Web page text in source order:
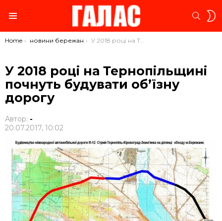
You are here:
Home новини бережан У 2018 році на Тернопільщині почнуть будувати об’їзну дорогу
У 2018 році на Тернопільщині
почнуть будувати об’їзну
дорогу
Автор: -
20.07.2017, 10:02